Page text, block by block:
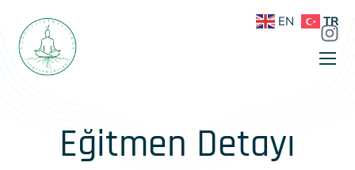
Eğitmen Detayı
EN TR